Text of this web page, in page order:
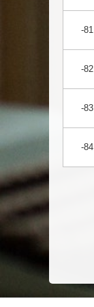
-81
-82
-83
-84